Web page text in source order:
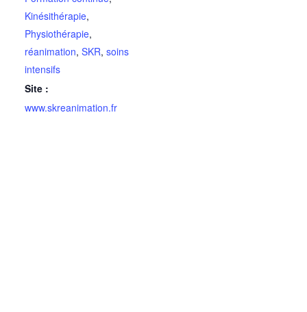
Kinésithérapie,
Physiothérapie,
réanimation,SKR,soins
intensifs
Site :
www.skreanimation.fr